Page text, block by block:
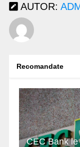
AUTOR:
Recomandate
CEC Bank